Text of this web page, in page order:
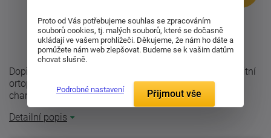
Dopřejte si zdravý spánek a dokonalou relaxaci na kvalitní
ortopedické matraci Sára klasik. Pro tuto matraci jsou
charakteristické tři ...
Detailní popis
Proto od Vás potřebujeme souhlas se zpracováním
souborů cookies, tj. malých souborů, které se dočasně
ukládají ve vašem prohlížeči. Děkujeme, že nám ho dáte a
pomůžete nám web zlepšovat. Budeme se k vašim datům
chovat slušně.
Podrobné nastavení Přijmout vše